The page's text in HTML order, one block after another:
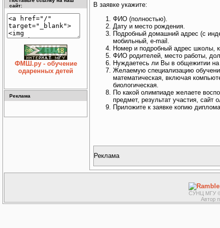
сайт:
ФМШ.ру - обучение
одаренных детей
Реклама
В заявке укажите:
ФИО (полностью).
Дату и место рождения.
Подробный домашний адрес (с
мобильный, e-mail.
Номер и подробный адрес школы,
ФИО родителей, место работы,
Нуждаетесь ли Вы в общежитии на
Желаемую специализацию
математическая, включая
биологическая.
По какой олимпиаде желаете
предмет, результат участия, сайт
Приложите к заявке копию
Реклама
СУНЦ МГУ ©
Автор